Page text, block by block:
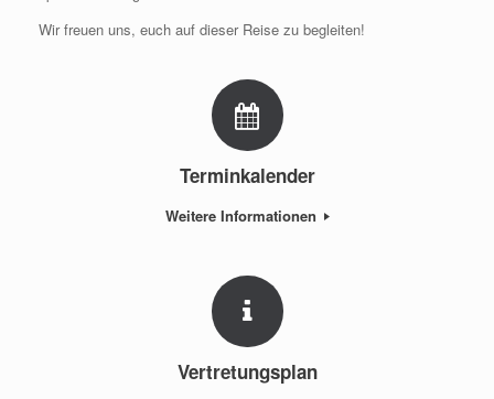
Wir freuen uns, euch auf dieser Reise zu begleiten!
Terminkalender
Weitere Informationen
Vertretungsplan